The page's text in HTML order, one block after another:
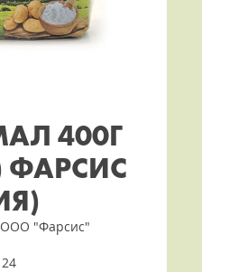
400Г
ФАРСИС
ООО "Фарсис"
24